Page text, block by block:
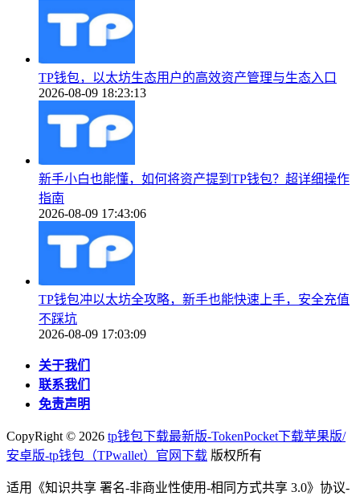
TP钱包，以太坊生态用户的高效资产管理与生态入口
2026-08-09 18:23:13
新手小白也能懂，如何将资产提到TP钱包？超详细操作
指南
2026-08-09 17:43:06
TP钱包冲以太坊全攻略，新手也能快速上手，安全充值
不踩坑
2026-08-09 17:03:09
关于我们
联系我们
免责声明
CopyRight © 2026 tp钱包下载最新版-TokenPocket下载苹果版/
安卓版-tp钱包（TPwallet）官网下载 版权所有
适用《知识共享 署名-非商业性使用-相同方式共享 3.0》协议-